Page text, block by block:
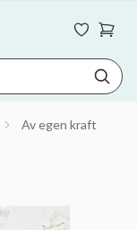
Av egen kraft